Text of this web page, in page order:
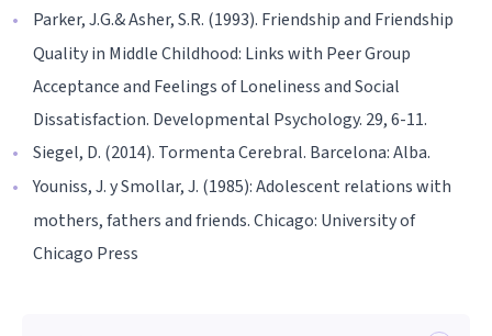
Parker, J.G.& Asher, S.R. (1993). Friendship and Friendship
Quality in Middle Childhood: Links with Peer Group
Acceptance and Feelings of Loneliness and Social
Dissatisfaction. Developmental Psychology. 29, 6-11.
Siegel, D. (2014). Tormenta Cerebral. Barcelona: Alba.
Youniss, J. y Smollar, J. (1985): Adolescent relations with
mothers, fathers and friends. Chicago: University of
Chicago Press